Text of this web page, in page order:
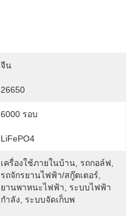
จีน
26650
6000 รอบ
LiFePO4
เครื่องใช้ภายในบ้าน, รถกอล์ฟ,
รถจักรยานไฟฟ้า/สกู๊ตเตอร์,
ยานพาหนะไฟฟ้า, ระบบไฟฟ้า
กำลัง, ระบบจัดเก็บพ